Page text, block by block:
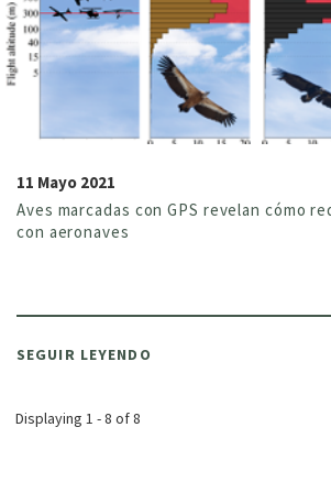
11 Mayo 2021
Aves marcadas con GPS revelan cómo
con aeronaves
SEGUIR LEYENDO
Displaying 1 - 8 of 8